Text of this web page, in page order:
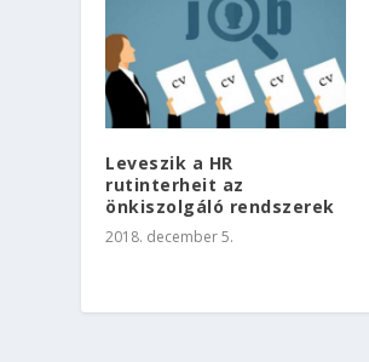
Leveszik a HR
rutinterheit az
önkiszolgáló rendszerek
2018. december 5.